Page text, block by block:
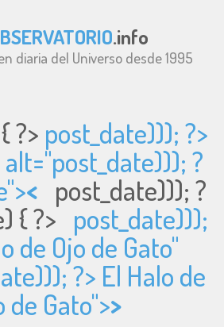
.info
diaria del Universo desde 1995
?> post_date))); ?>
post_date))); ?
< post_date))); ?
{ ?> post_date)));
de Ojo de Gato"
?> El Halo de
de Gato">>